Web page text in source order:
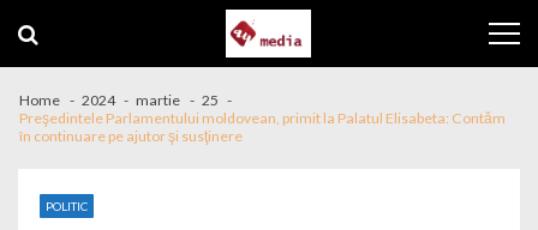
Home 2024 martie
25
Preşedintele Parlamentului moldovean, primit la Palatul Elisabeta: Contăm
în continuare pe ajutor şi susţinere
POLITIC